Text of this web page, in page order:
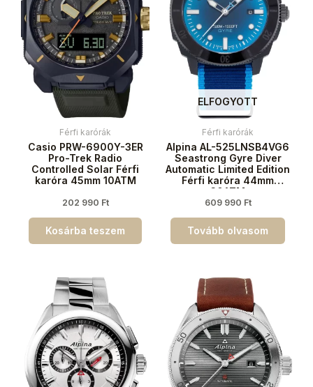
Férfi karórák
Casio PRW-6900Y-3ER
Pro-Trek Radio
Controlled Solar Férfi
karóra 45mm 10ATM
202 990 Ft
Kosárba teszem
ELFOGYOTT
Férfi karórák
Alpina AL-525LNSB4VG6
Seastrong Gyre Diver
Automatic Limited Edition
Férfi karóra 44mm
30ATM
609 990 Ft
Tovább olvasom